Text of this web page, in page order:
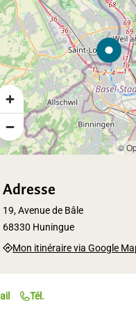
©
Adresse
19, Avenue de Bâle
68330 Huningue
Mon itinéraire via Google
Tél.